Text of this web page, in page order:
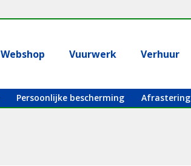
Webshop Vuurwerk Verhuur
Persoonlijke bescherming Afrastering